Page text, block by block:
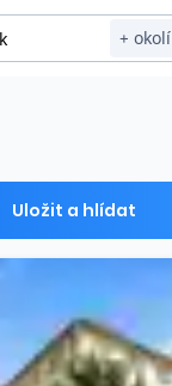
+ okolí
ceny
nemovitostí
Frýdek-Místek
Uložit a hlídat